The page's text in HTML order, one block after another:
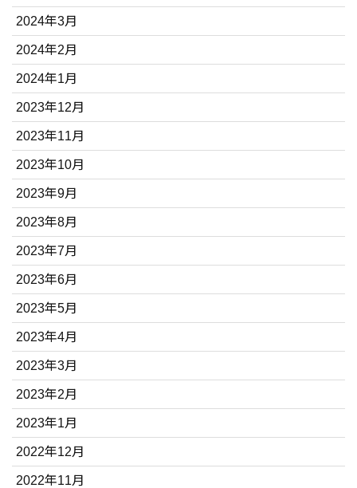
2024年3月
2024年2月
2024年1月
2023年12月
2023年11月
2023年10月
2023年9月
2023年8月
2023年7月
2023年6月
2023年5月
2023年4月
2023年3月
2023年2月
2023年1月
2022年12月
2022年11月